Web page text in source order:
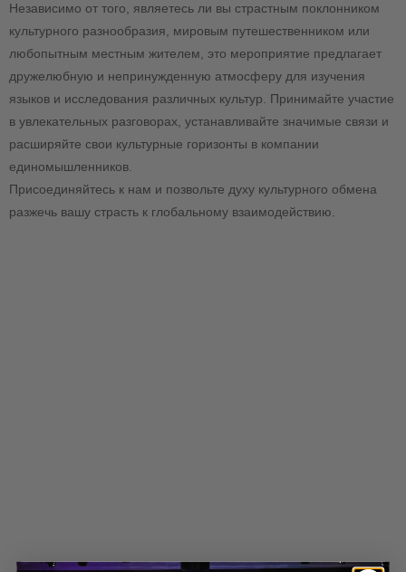
Независимо от того, являетесь ли вы страстным поклонником
культурного разнообразия, мировым путешественником или
любопытным местным жителем, это мероприятие предлагает
дружелюбную и непринужденную атмосферу для изучения
языков и исследования различных культур. Принимайте участие
в увлекательных разговорах, устанавливайте значимые связи и
расширяйте свои культурные горизонты в компании
единомышленников.
Присоединяйтесь к нам и позвольте духу культурного обмена
разжечь вашу страсть к глобальному взаимодействию.